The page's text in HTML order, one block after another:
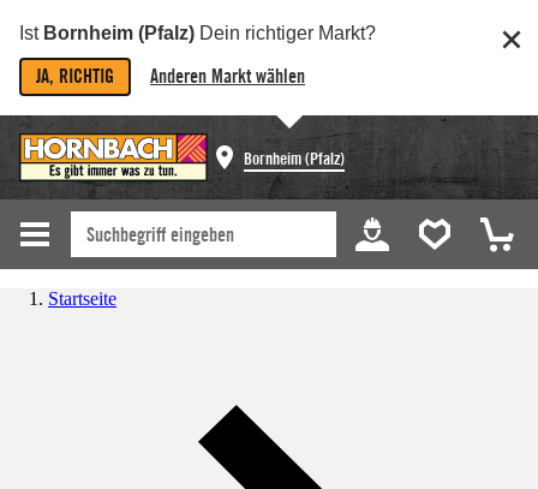
Ist Bornheim (Pfalz) Dein richtiger Markt?
JA, RICHTIG Anderen Markt wählen
Bornheim (Pfalz)
Startseite